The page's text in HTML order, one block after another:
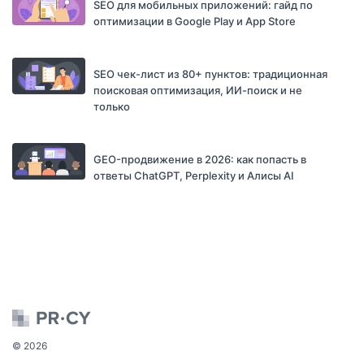
SEO для мобильных приложений: гайд по
оптимизации в Google Play и App Store
SEO чек-лист из 80+ пунктов: традиционная
поисковая оптимизация, ИИ-поиск и не
только
GEO-продвижение в 2026: как попасть в
ответы ChatGPT, Perplexity и Алисы AI
© 2026